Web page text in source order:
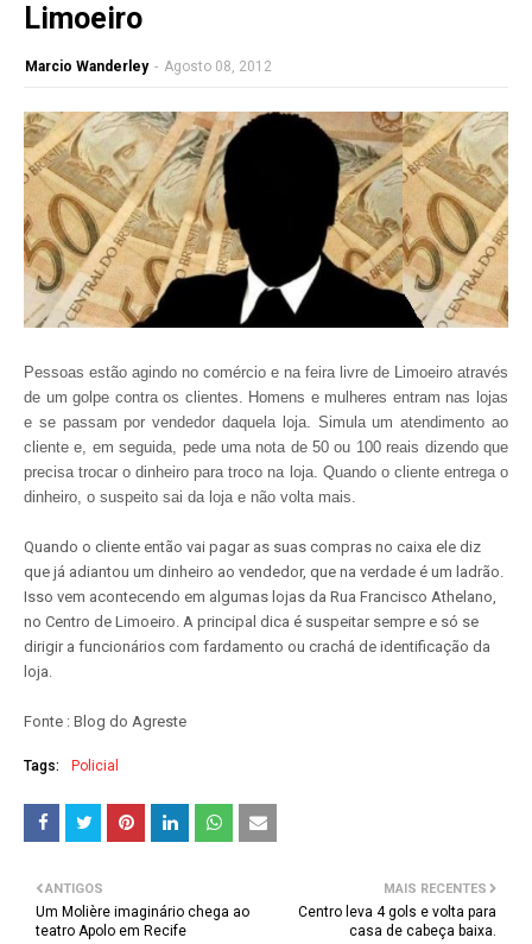
Limoeiro
Marcio Wanderley - Agosto 08, 2012
Pessoas estão agindo no comércio e na feira livre de Limoeiro através
de um golpe contra os clientes. Homens e mulheres entram nas lojas
e se passam por vendedor daquela loja. Simula um atendimento ao
cliente e, em seguida, pede uma nota de 50 ou 100 reais dizendo que
precisa trocar o dinheiro para troco na loja. Quando o cliente entrega o
dinheiro, o suspeito sai da loja e não volta mais.
Quando o cliente então vai pagar as suas compras no caixa ele diz
que já adiantou um dinheiro ao vendedor, que na verdade é um ladrão.
Isso vem acontecendo em algumas lojas da Rua Francisco Athelano,
no Centro de Limoeiro. A principal dica é suspeitar sempre e só se
dirigir a funcionários com fardamento ou crachá de identificação da
loja.
Fonte : Blog do Agreste
Tags: Policial
MAIS RECENTES
Centro leva 4 gols e volta para
casa de cabeça baixa.
ANTIGOS
Um Molière imaginário chega ao
teatro Apolo em Recife